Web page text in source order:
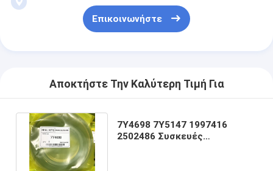
Επικοινωνήστε
Αποκτήστε Την Καλύτερη Τιμή Για
7Y4698 7Y5147 1997416
2502486 Συσκευές